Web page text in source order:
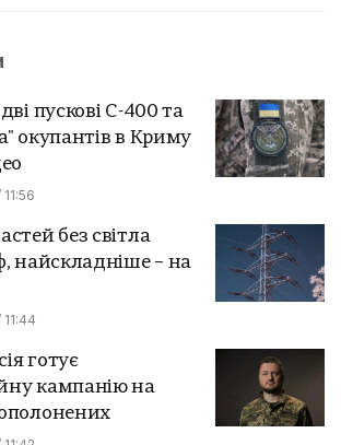
пускові С-400 та
окупантів в Криму
без світла
найскладніше – на
готує
кампанію на